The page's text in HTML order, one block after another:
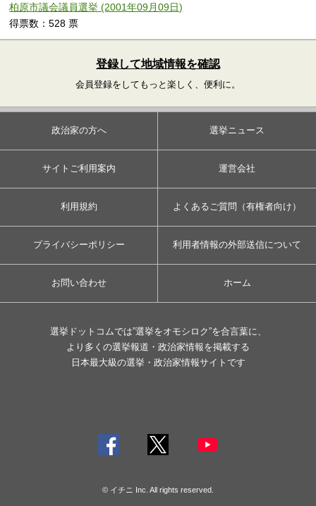
柏原市議会議員選挙 (2001年09月09日)
得票数：528 票
登録して地域情報を確認
会員登録をしてもっと楽しく、便利に。
政治家の方へ 選挙ニュース
サイトご利用案内 運営会社
利用規約 よくあるご質問（有権者向け）
プライバシーポリシー 利用者情報の外部送信について
お問い合わせ ホーム
選挙ドットコムでは”選挙をオモシロク”を合言葉に、
より多くの選挙報道・政治家情報を掲載する
日本最大級の選挙・政治家情報サイトです
© イチニ Inc. All rights reserved.